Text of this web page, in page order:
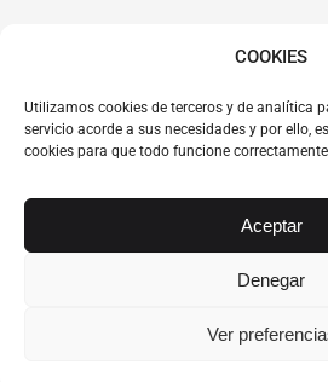
COOKIES
Utilizamos cookies de terceros y de analítica
servicio acorde a sus necesidades y por ello,
cookies para que todo funcione
Aceptar
Denegar
Ver
Álvarez Abogados Tenerife:Calle
de Tenerife. Islas Canarias.
Somos Abogados especialistas del
Tenerife Sur .
Abogados colegiados y
Todos los derechos reservados.